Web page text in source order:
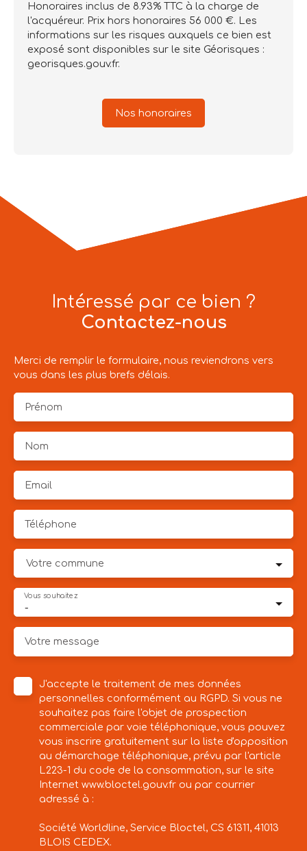
Honoraires inclus de 8.93% TTC à la charge de
l'acquéreur. Prix hors honoraires 56 000 €. Les
informations sur les risques auxquels ce bien est
exposé sont disponibles sur le site Géorisques :
georisques.gouv.fr.
Nos honoraires
Intéressé par ce bien ?
Contactez-nous
Merci de remplir le formulaire, nous reviendrons vers
vous dans les plus brefs délais.
Prénom
Nom
Email
Téléphone
Votre commune
-
Vous souhaitez
Votre message
J'accepte le traitement de mes données
personnelles conformément au RGPD. Si vous ne
souhaitez pas faire l'objet de prospection
commerciale par voie téléphonique, vous pouvez
vous inscrire gratuitement sur la liste d'opposition
au démarchage téléphonique, prévu par l'article
L223-1 du code de la consommation, sur le site
Internet www.bloctel.gouv.fr ou par courrier
adressé à :
Société Worldline, Service Bloctel, CS 61311, 41013
BLOIS CEDEX.